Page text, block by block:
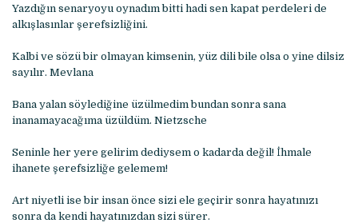
Yazdığın senaryoyu oynadım bitti hadi sen kapat perdeleri de
alkışlasınlar şerefsizliğini.
Kalbi ve sözü bir olmayan kimsenin, yüz dili bile olsa o yine dilsiz
sayılır. Mevlana
Bana yalan söylediğine üzülmedim bundan sonra sana
inanamayacağıma üzüldüm. Nietzsche
Seninle her yere gelirim dediysem o kadarda değil! İhmale
ihanete şerefsizliğe gelemem!
Art niyetli ise bir insan önce sizi ele geçirir sonra hayatınızı
sonra da kendi hayatınızdan sizi sürer.